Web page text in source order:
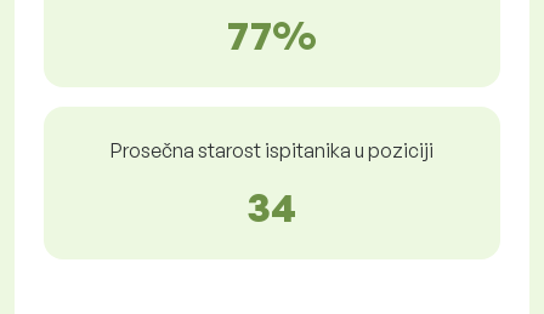
77%
Prosečna starost ispitanika u poziciji
34